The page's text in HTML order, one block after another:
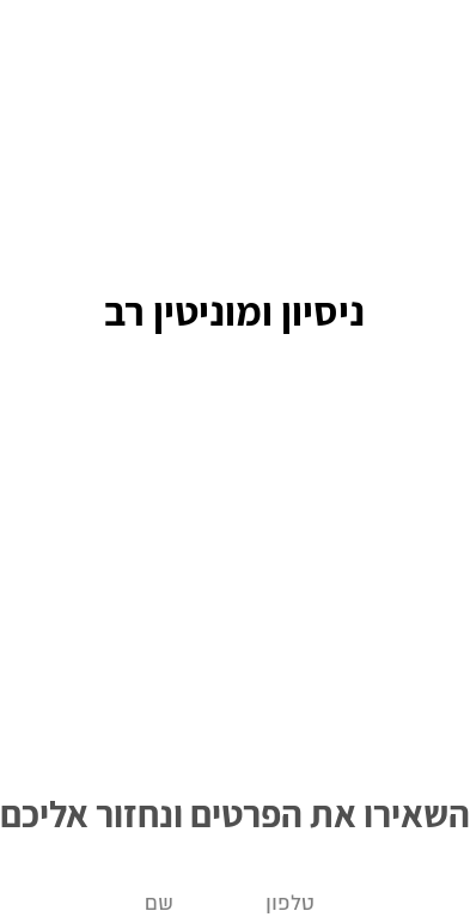
ניסיון ומוניטין רב
השאירו את הפרטים ונחזור אליכם